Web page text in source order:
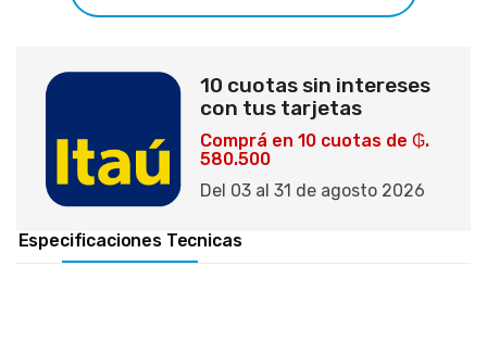
10 cuotas sin intereses
con tus tarjetas
Comprá en 10 cuotas de ₲.
580.500
Del 03 al 31 de agosto 2026
Especificaciones Tecnicas